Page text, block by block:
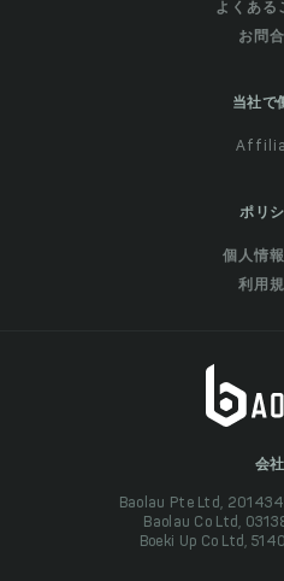
よくある
お問
当社で
ポリ
個人情
利用
会社
Baolau Pte Ltd,
Baolau Co Ltd,
Boeki Up Co Ltd,